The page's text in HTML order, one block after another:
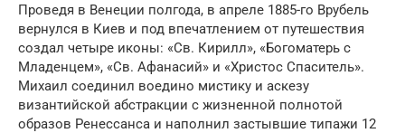
Проведя в Венеции полгода, в апреле 1885-го Врубель
вернулся в Киев и под впечатлением от путешествия
создал четыре иконы: «Св. Кирилл», «Богоматерь c
Младенцем», «Св. Афанасий» и «Христос Спаситель».
Михаил соединил воедино мистику и аскезу
византийской абстракции с жизненной полнотой
образов Ренессанса и наполнил застывшие типажи 12